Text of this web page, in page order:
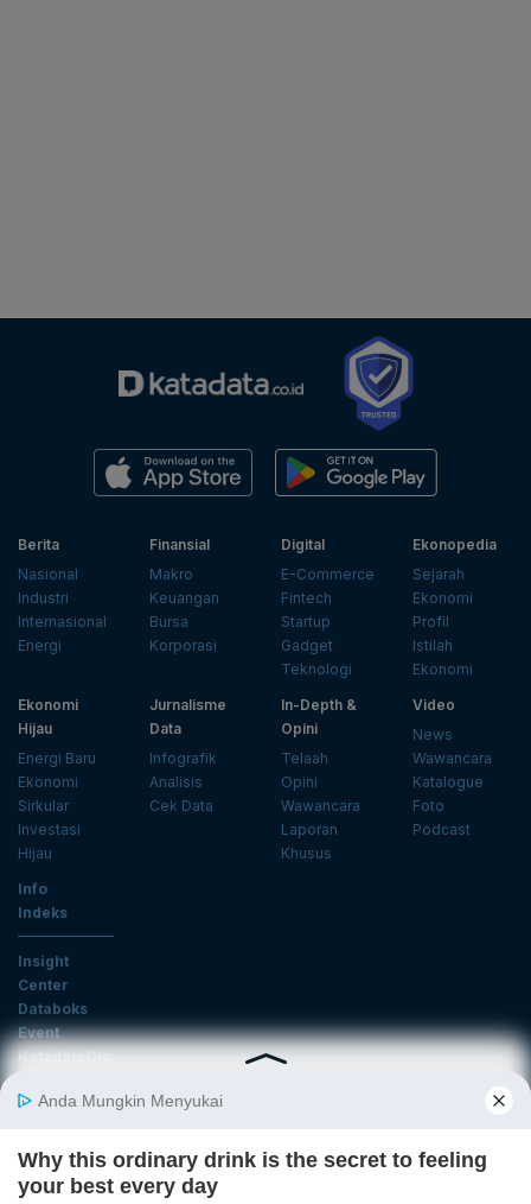
Berita
Nasional
Industri
Internasional
Energi
Finansial
Makro
Keuangan
Bursa
Korporasi
Digital
E-Commerce
Fintech
Startup
Gadget
Teknologi
Ekonopedia
Sejarah
Ekonomi
Profil
Istilah
Ekonomi
Ekonomi
Hijau
Energi Baru
Ekonomi
Sirkular
Investasi
Hijau
Jurnalisme
Data
Infografik
Analisis
Cek Data
In-Depth &
Opini
Telaah
Opini
Wawancara
Laporan
Khusus
Video
News
Wawancara
Katalogue
Foto
Podcast
Info
Indeks
Insight
Center
Databoks
Event
KatadataOto
Email
Daftar